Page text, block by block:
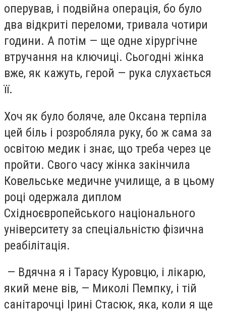
оперував, і подвійна операція, бо було
два відкриті переломи, тривала чотири
години. А потім — ще одне хірургічне
втручання на ключиці. Сьогодні жінка
вже, як кажуть, герой — рука слухається
її.
Хоч як було боляче, але Оксана терпіла
цей біль і розробляла руку, бо ж сама за
освітою медик і знає, що треба через це
пройти. Свого часу жінка закінчила
Ковельське медичне училище, а в цьому
році одержала диплом
Східноєвропейського національного
університету за спеціальністю фізична
реабілітація.
— Вдячна я і Тарасу Куровцю, і лікарю,
який мене вів, — Миколі Пемпку, і тій
санітарочці Ірині Стасюк, яка, коли я ще